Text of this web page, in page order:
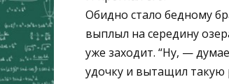
Обидно стало бедному
выплыл на середину
уже заходит. “Ну, —
удочку и вытащил такую